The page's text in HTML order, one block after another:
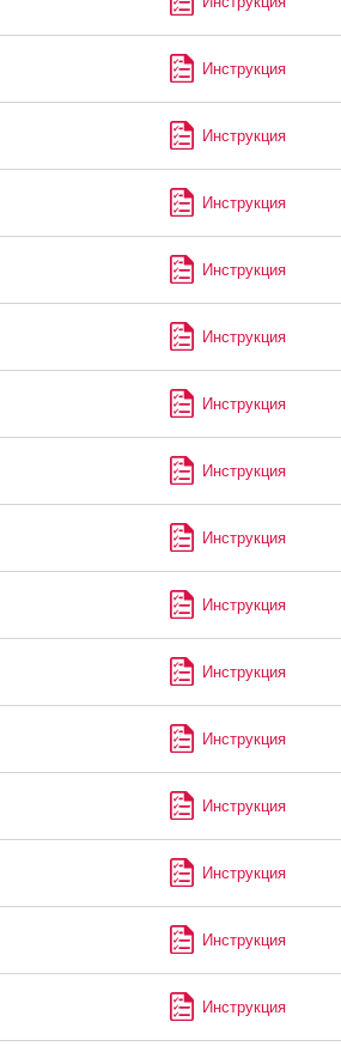
Инструкция
Инструкция
Инструкция
Инструкция
Инструкция
Инструкция
Инструкция
Инструкция
Инструкция
Инструкция
Инструкция
Инструкция
Инструкция
Инструкция
Инструкция